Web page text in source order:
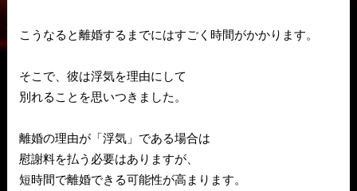
こうなると離婚するまでにはすごく時間がかかります。
そこで、彼は浮気を理由にして
別れることを思いつきました。
離婚の理由が「浮気」である場合は
慰謝料を払う必要はありますが、
短時間で離婚できる可能性が高まります。